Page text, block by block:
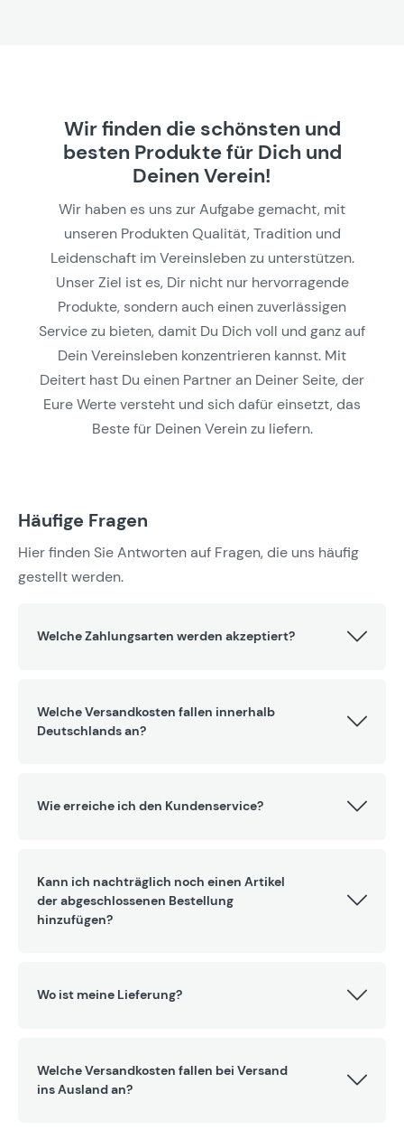
Wir finden die schönsten und
besten Produkte für Dich und
Deinen Verein!
Wir haben es uns zur Aufgabe gemacht, mit
unseren Produkten Qualität, Tradition und
Leidenschaft im Vereinsleben zu unterstützen.
Unser Ziel ist es, Dir nicht nur hervorragende
Produkte, sondern auch einen zuverlässigen
Service zu bieten, damit Du Dich voll und ganz auf
Dein Vereinsleben konzentrieren kannst. Mit
Deitert hast Du einen Partner an Deiner Seite, der
Eure Werte versteht und sich dafür einsetzt, das
Beste für Deinen Verein zu liefern.
Häufige Fragen
Hier finden Sie Antworten auf Fragen, die uns häufig
gestellt werden.
Welche Zahlungsarten werden akzeptiert?
Welche Versandkosten fallen innerhalb
Deutschlands an?
Wie erreiche ich den Kundenservice?
Kann ich nachträglich noch einen Artikel
der abgeschlossenen Bestellung
hinzufügen?
Wo ist meine Lieferung?
Welche Versandkosten fallen bei Versand
ins Ausland an?